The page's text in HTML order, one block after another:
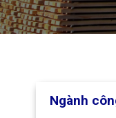
Ngành